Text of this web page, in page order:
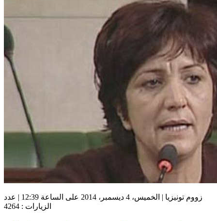
زووم تونيزيا | الخميس، 4 ديسمبر، 2014 على الساعة 12:39 | عدد
الزيارات : 4264